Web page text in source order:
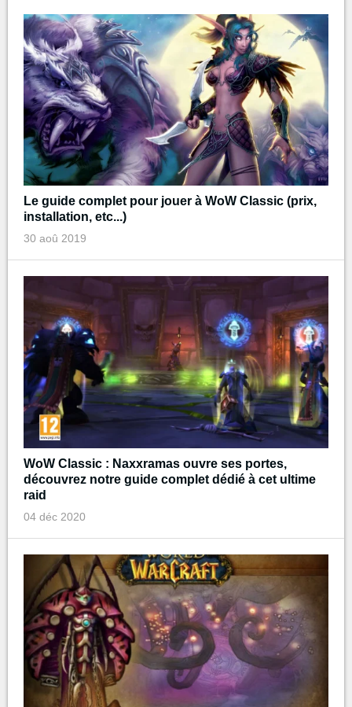
Le guide complet pour jouer à WoW Classic (prix,
installation, etc...)
30 aoû 2019
WoW Classic : Naxxramas ouvre ses portes,
découvrez notre guide complet dédié à cet ultime
raid
04 déc 2020